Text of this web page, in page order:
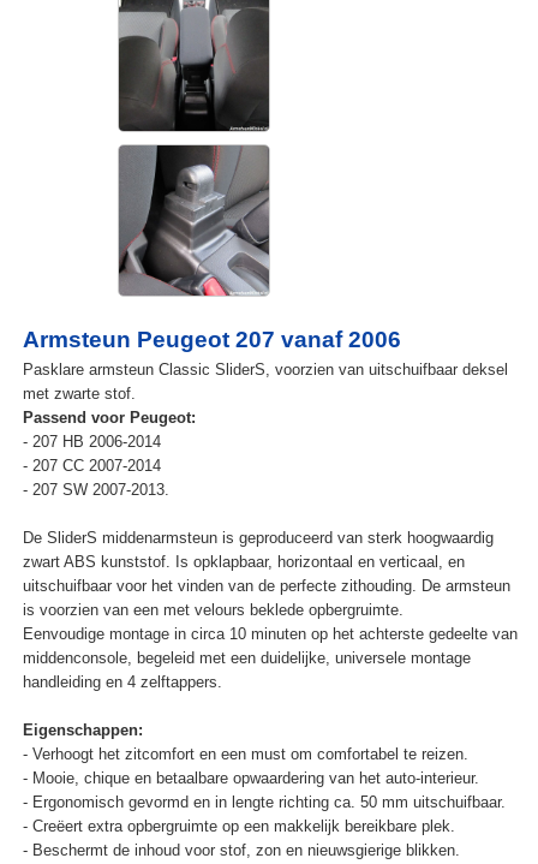
Armsteun Peugeot 207 vanaf 2006
Pasklare armsteun Classic SliderS, voorzien van uitschuifbaar deksel
met zwarte stof.
Passend voor Peugeot:
- 207 HB 2006-2014
- 207 CC 2007-2014
- 207 SW 2007-2013.
De SliderS middenarmsteun is geproduceerd van sterk hoogwaardig
zwart ABS kunststof. Is opklapbaar, horizontaal en verticaal, en
uitschuifbaar voor het vinden van de perfecte zithouding. De armsteun
is voorzien van een met velours beklede opbergruimte.
Eenvoudige montage in circa 10 minuten op het achterste gedeelte van
middenconsole, begeleid met een duidelijke, universele montage
handleiding en 4 zelftappers.
Eigenschappen:
- Verhoogt het zitcomfort en een must om comfortabel te reizen.
- Mooie, chique en betaalbare opwaardering van het auto-interieur.
- Ergonomisch gevormd en in lengte richting ca. 50 mm uitschuifbaar.
- Creëert extra opbergruimte op een makkelijk bereikbare plek.
- Beschermt de inhoud voor stof, zon en nieuwsgierige blikken.